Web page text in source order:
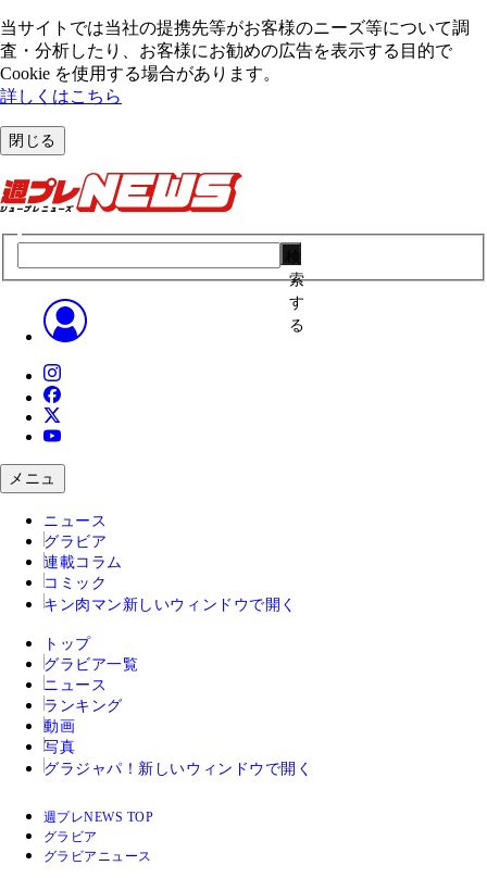
当サイトでは当社の提携先等がお客様のニーズ等について調
査・分析したり、お客様にお勧めの広告を表⽰する⽬的で
Cookie を使⽤する場合があります。
詳しくはこちら
閉じる
索
す
る
メニュ
ニュース
グラビア
連載コラム
コミック
キン肉マン 新しいウィンドウで開く
トップ
グラビア一覧
ニュース
ランキング
動画
写真
グラジャパ！ 新しいウィンドウで開く
週プレNEWS TOP
グラビア
グラビアニュース